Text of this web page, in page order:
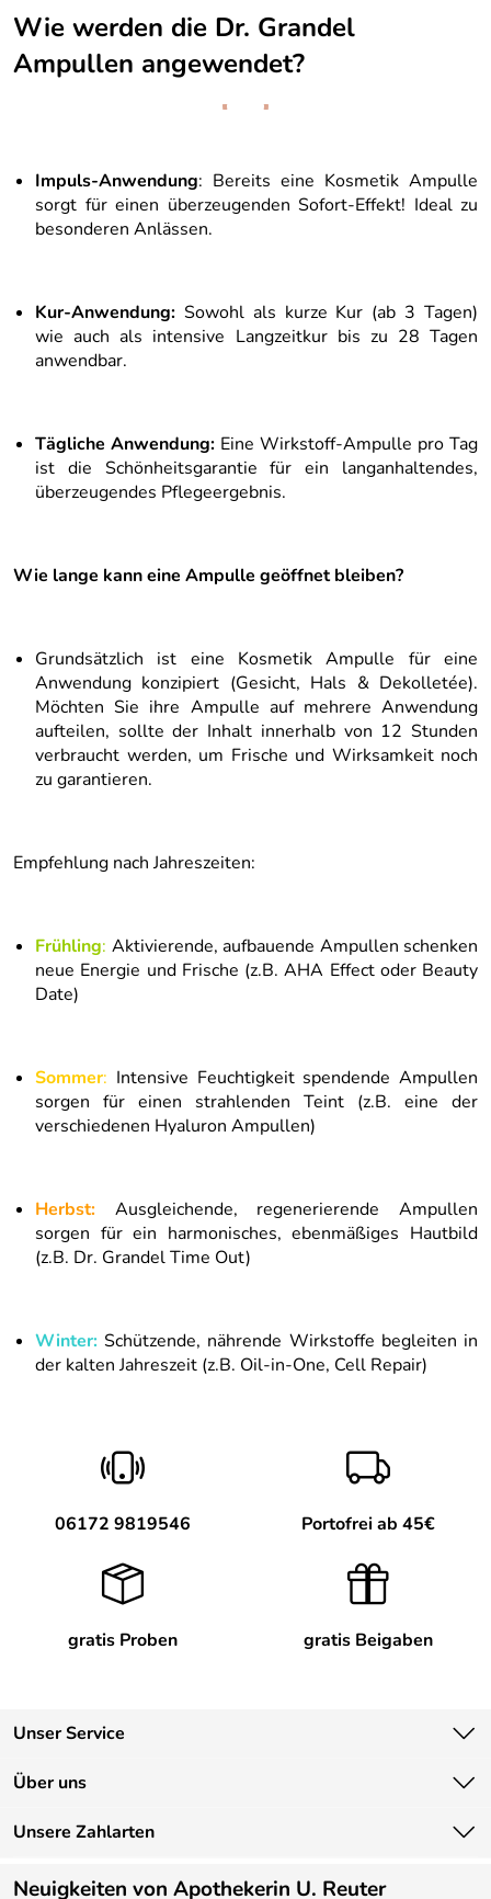
Wie werden die Dr. Grandel
Ampullen angewendet?
Impuls-Anwendung: Bereits eine Kosmetik Ampulle
sorgt für einen überzeugenden Sofort-Effekt! Ideal zu
besonderen Anlässen.
Kur-Anwendung: Sowohl als kurze Kur (ab 3 Tagen)
wie auch als intensive Langzeitkur bis zu 28 Tagen
anwendbar.
Tägliche Anwendung: Eine Wirkstoff-Ampulle pro Tag
ist die Schönheitsgarantie für ein langanhaltendes,
überzeugendes Pflegeergebnis.
Wie lange kann eine Ampulle geöffnet bleiben?
Grundsätzlich ist eine Kosmetik Ampulle für eine
Anwendung konzipiert (Gesicht, Hals & Dekolletée).
Möchten Sie ihre Ampulle auf mehrere Anwendung
aufteilen, sollte der Inhalt innerhalb von 12 Stunden
verbraucht werden, um Frische und Wirksamkeit noch
zu garantieren.
Empfehlung nach Jahreszeiten:
Frühling: Aktivierende, aufbauende Ampullen schenken
neue Energie und Frische (z.B. AHA Effect oder Beauty
Date)
Sommer: Intensive Feuchtigkeit spendende Ampullen
sorgen für einen strahlenden Teint (z.B. eine der
verschiedenen Hyaluron Ampullen)
Herbst: Ausgleichende, regenerierende Ampullen
sorgen für ein harmonisches, ebenmäßiges Hautbild
(z.B. Dr. Grandel Time Out)
Winter: Schützende, nährende Wirkstoffe begleiten in
der kalten Jahreszeit (z.B. Oil-in-One, Cell Repair)
06172 9819546 Portofrei ab 45€
gratis Proben gratis Beigaben
Unser Service
Kontakt
Lieferbedingungen
Kundenlogin
Über uns
Unsere Bestseller
Unsere Zahlarten
Neuigkeiten von Apothekerin U. Reuter